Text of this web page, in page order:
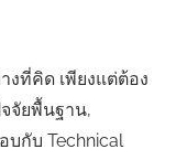
งที่คิด เพียงแต่ต้อง
จัยพื้นฐาน,
บกับ Technical